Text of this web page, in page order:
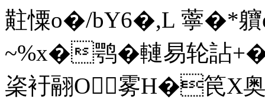
黈憟o�/bY6�,L 薴�*軉
~%x�鹗�轋易轮詀
秶衧翮O雾H�笢X